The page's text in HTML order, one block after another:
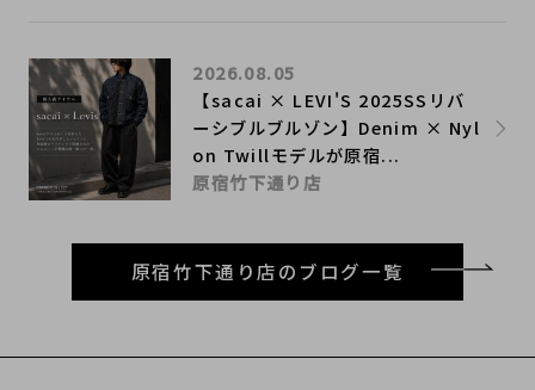
【sacai × LEVI'S 2025SSリバ
ーシブルブルゾン】Denim × Nyl
on Twillモデルが原宿...
2026.08.05
原宿竹下通り店
原宿竹下通り店のブログ一覧